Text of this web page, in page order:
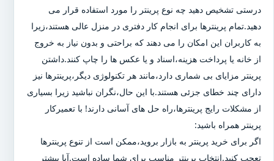
درستی تشخیص دهید چه نوع پرینتر را مورد استفاده قرار می
دهید.تمام پرینترها برای انجام کار دفتری در منزل عالی هستند،زیرا
به کاربران این امکان را می دهند که براحتی و بدون نیاز به خروج
از خانه یا پرداخت هزینه،اسناد و یا عکس ها را چاپ کنند.داشتن
پرینتر مزایای بی شماری دارد،مانند هر تکنولوژی دیگر،پرینترها نیز
دارای چند خطای جزئی هستند.با این حال،نگران نباشید زیرا بسیاری
از مشکلات رایج پرینترها،راه حل های آسانی دارند! با تعمیرکار
پرینتر همراه باشید:
اگر برای خرید پرینتر به بازار بروید،ممکن است از تنوع پرینترها
تعجب کنید.انتخاب پرینتر مناسب برای شما ساده است.آیا بیشتر